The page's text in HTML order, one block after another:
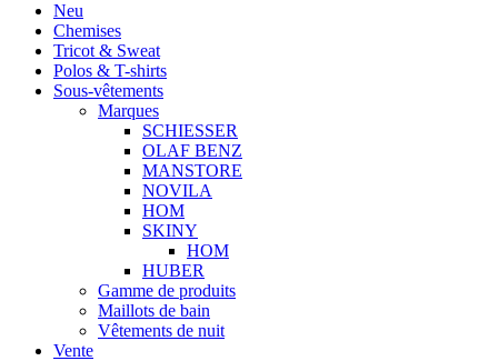
Neu
Chemises
Tricot & Sweat
Polos & T-shirts
Sous-vêtements
Marques
SCHIESSER
OLAF BENZ
MANSTORE
NOVILA
HOM
SKINY
HOM
HUBER
Gamme de produits
Maillots de bain
Vêtements de nuit
Vente